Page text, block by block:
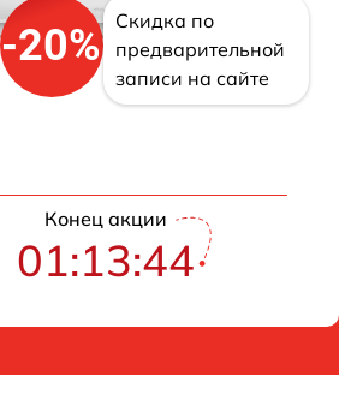
-20%
Скидка по
предварительной
записи на сайте
Конец акции
01:13:43